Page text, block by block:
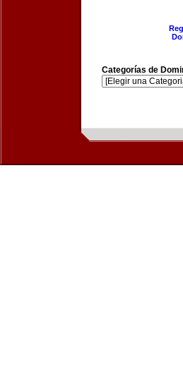
Categorías de